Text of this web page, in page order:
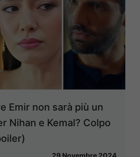
Emir non sarà più un
Nihan e Kemal? Colpo